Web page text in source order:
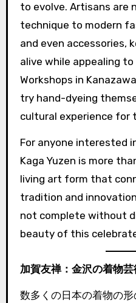
to evolve. Artisans are
technique to modern
and even accessories,
alive while appealing
Workshops in
try hand-dyeing
cultural experience for
For anyone interested
Kaga Yuzen is more
living art form that
tradition and
not complete without
beauty of this
加賀友禅：金沢の着物
数多くの日本の着物の形